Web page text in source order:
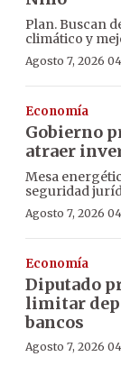
Plan. Buscan
climático y
Agosto 7, 2026
Economía
Gobierno
atraer
Mesa
seguridad
Agosto 7, 2026
Economía
Diputado
limitar
bancos
Agosto 7, 2026